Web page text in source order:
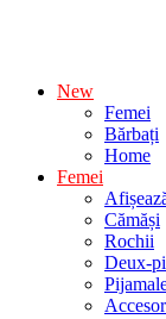
New
Femei
Bărbați
Home
Femei
Cămăși
Rochii
Deux-